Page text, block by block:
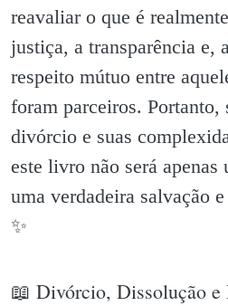
reavaliar o que é
justiça, a transparência e,
respeito mútuo entre
foram parceiros. Portanto,
divórcio e suas
este livro não será
uma verdadeira salvação
✨️
📖 Divórcio, Dissolução e